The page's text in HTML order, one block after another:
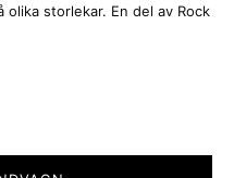
storlekar. En del av Rock